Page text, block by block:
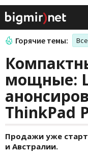
Горячие темы:
мощные:
ThinkPad
Продажи уже
и Австралии.